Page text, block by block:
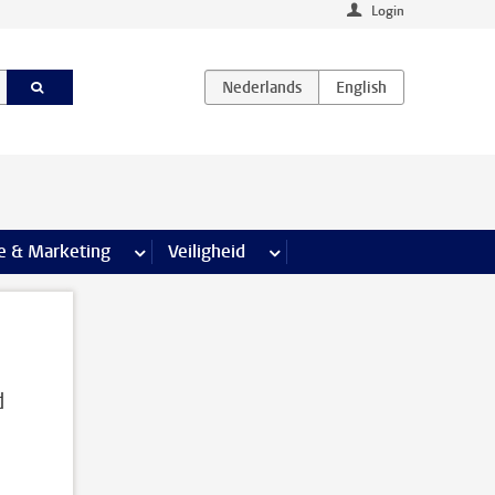
Login
& Marketing meer Communicatie & Marketing pagina’s
Veiligheid meer Veiligheid pagina’s